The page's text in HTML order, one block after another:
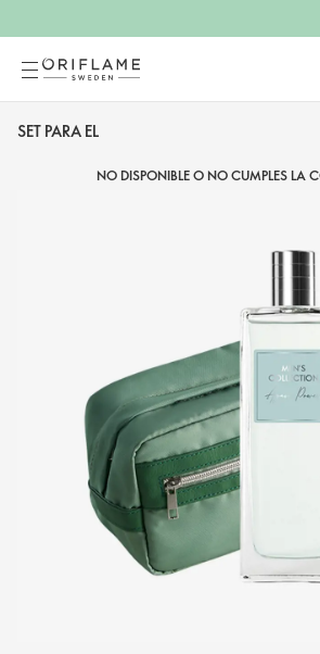
SET PARA EL
NO DISPONIBLE O NO CUMPLES LA